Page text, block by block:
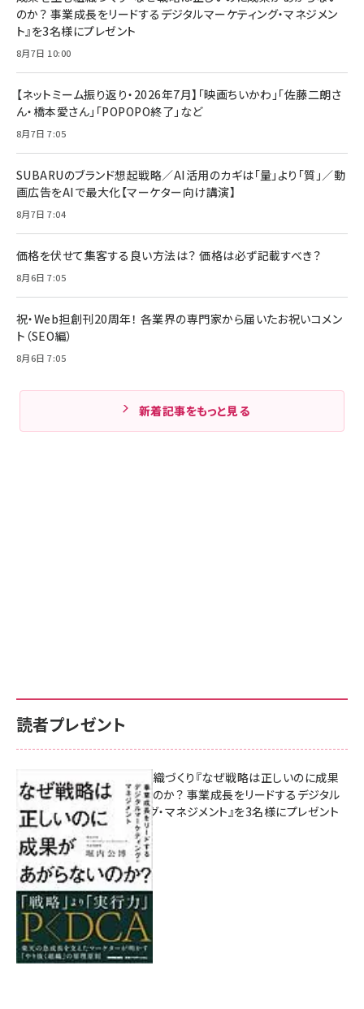
のか？ 事業成長をリードするデジタルマーケティング・マネジメン
ト』を3名様にプレゼント
8月7日 10:00
【ネットミーム振り返り・2026年7月】「映画ちいかわ」「佐藤二朗さ
ん・橋本愛さん」「POPOPO終了」など
8月7日 7:05
SUBARUのブランド想起戦略／AI活用のカギは「量」より「質」／動
画広告をAIで最大化【マーケター向け講演】
8月7日 7:04
価格を伏せて集客する良い方法は？ 価格は必ず記載すべき？
8月6日 7:05
祝・Web担創刊20周年！ 各業界の専門家から届いたお祝いコメン
ト（SEO編）
8月6日 7:05
新着記事をもっと見る
読者プレゼント
成果を生む組織づくり『なぜ戦略は正しいのに成果
があがらないのか？ 事業成長をリードするデジタル
マーケティング・マネジメント』を3名様にプレゼント
8月7日 10:00